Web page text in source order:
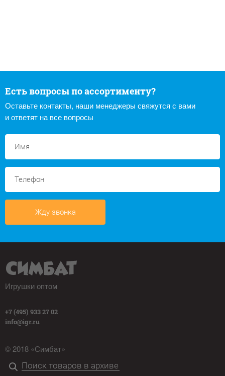
Есть вопросы по ассортименту?
Оставьте контакты, наши менеджеры свяжутся с вами
и ответят на все вопросы
Жду звонка
Игрушки оптом
+7 (495) 933 27 02
info@igr.ru
© 2018 «Симбат»